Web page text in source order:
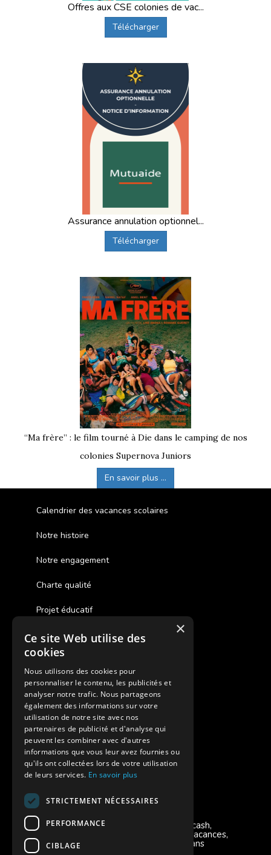
Offres aux CSE colonies de vac...
Télécharger
Assurance annulation optionnel...
Télécharger
“Ma frère” : le film tourné à Die dans le camping de nos
colonies Supernova Juniors
En savoir plus ...
Calendrier des vacances scolaires
Notre histoire
Notre engagement
Charte qualité
Projet éducatif
Des colonies de vacances inclusives
Assurances annulations
Aides financières pour partir en colonie
Charte de confidentialité
Vacances Adaptées Adulte Supernova
Modes de règlement acceptés
Chèque, Virement, Espèces, Mandats cash,
Bons CAF, Conseil général, Chèques vacances,
Carte bancaire, Prise en charge reçu sans
règlement, Prélèvement, Pass Colo
×
Ce site Web utilise des
cookies
Nous utilisons des cookies pour
personnaliser le contenu, les publicités et
analyser notre trafic. Nous partageons
également des informations sur votre
utilisation de notre site avec nos
partenaires de publicité et d'analyse qui
peuvent les combiner avec d'autres
informations que vous leur avez fournies ou
qu'ils ont collectées lors de votre utilisation
de leurs services. En savoir plus
STRICTEMENT NÉCESSAIRES
PERFORMANCE
CIBLAGE